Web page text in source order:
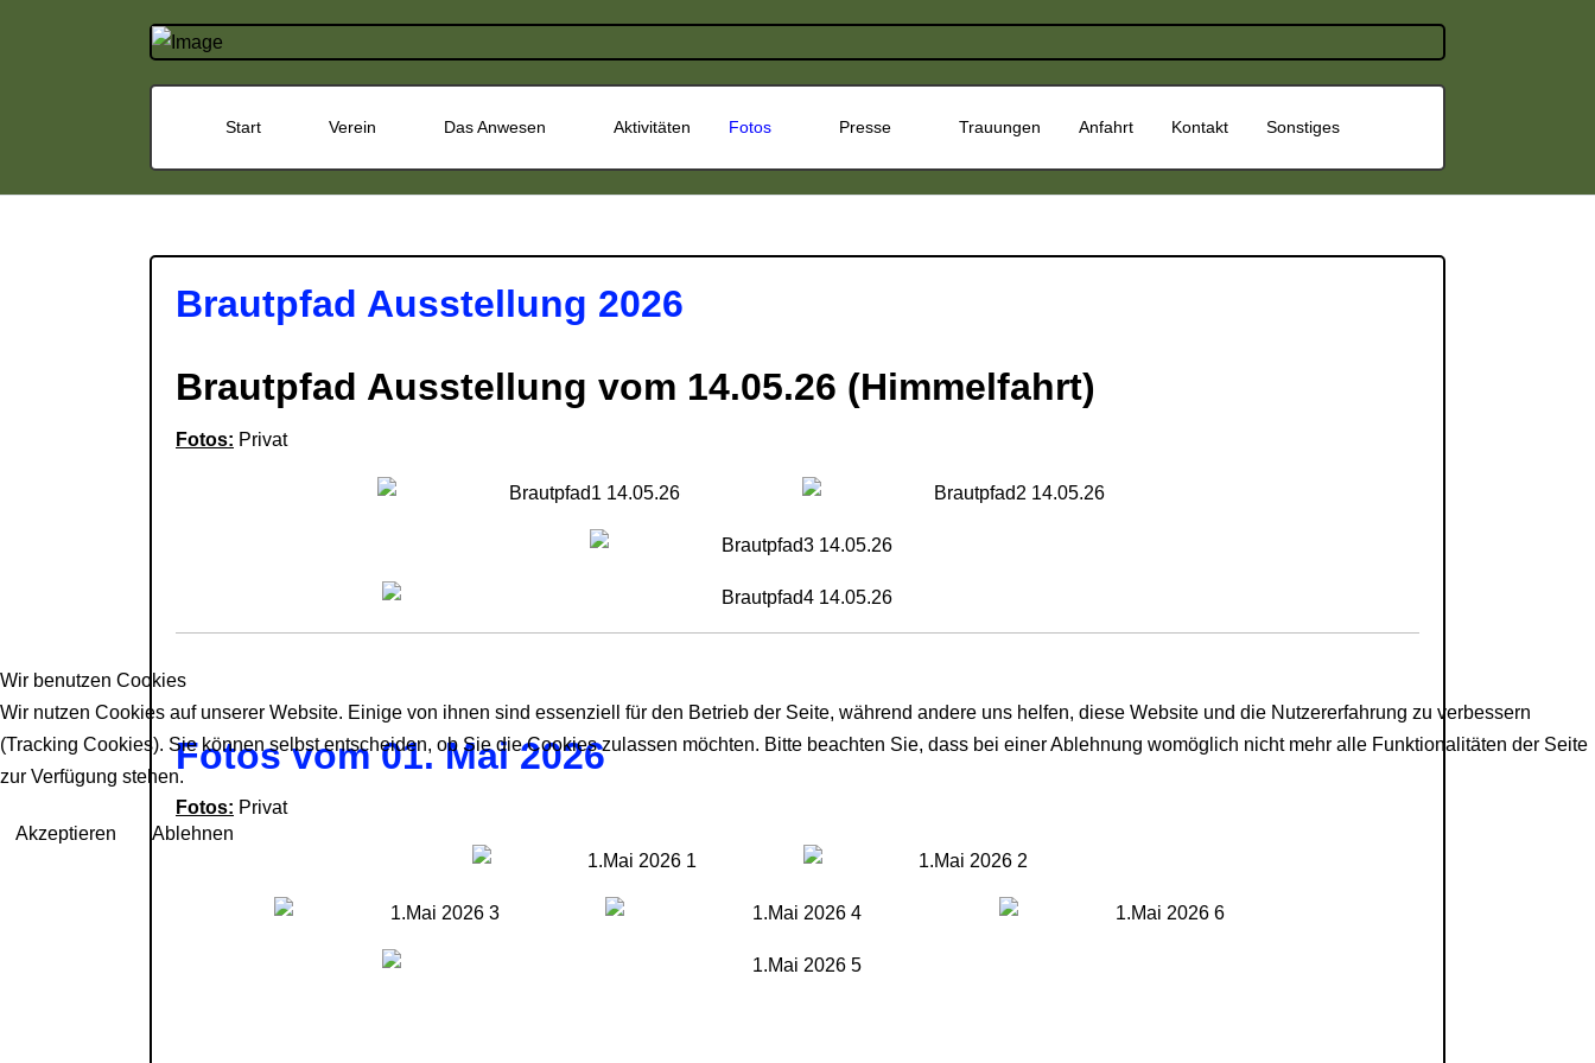
Start Verein Das Anwesen Aktivitäten Fotos Presse Trauungen Anfahrt Kontakt Sonstiges
Brautpfad Ausstellung 2026
Brautpfad Ausstellung vom 14.05.26 (Himmelfahrt)
Fotos: Privat
Fotos vom 01. Mai 2026
Fotos: Privat
Wir benutzen Cookies
Wir nutzen Cookies auf unserer Website. Einige von ihnen sind essenziell für den Betrieb der Seite, während andere uns helfen, diese Website und die Nutzererfahrung zu verbessern
(Tracking Cookies). Sie können selbst entscheiden, ob Sie die Cookies zulassen möchten. Bitte beachten Sie, dass bei einer Ablehnung womöglich nicht mehr alle Funktionalitäten der Seite
zur Verfügung stehen.
Akzeptieren Ablehnen